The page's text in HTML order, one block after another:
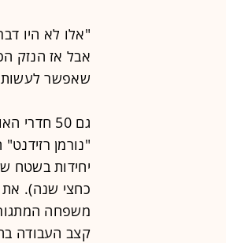
"אלו לא היו
אבל אז הנזק
שאפשר לעשות
גם 50
"נורמן
כחצי שנה). את
משפחה
קצב העבודה